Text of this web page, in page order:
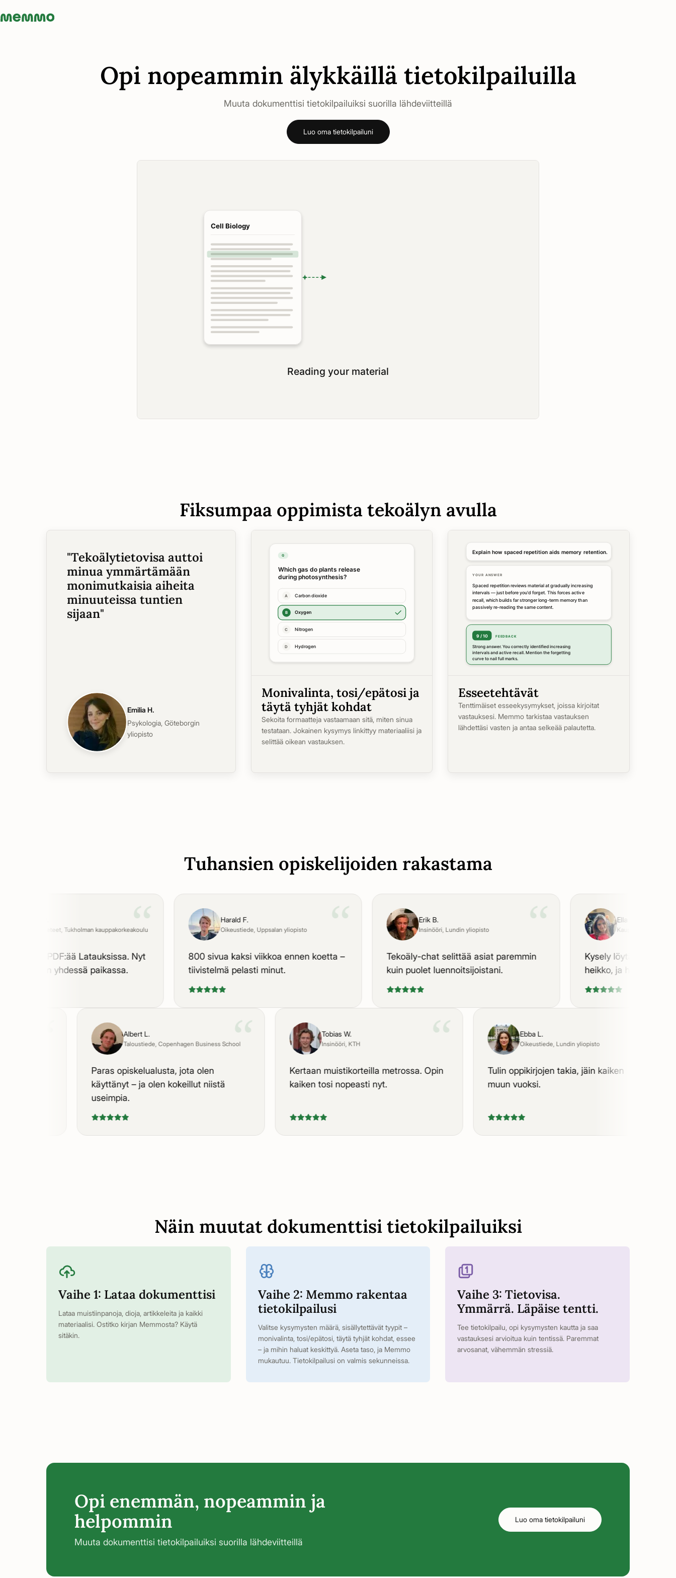
Memmo - AI-verktyg och digital kurslitteratur
Opi nopeammin älykkäillä tietokilpailuilla
Muuta dokumenttisi tietokilpailuiksi suorilla lähdeviitteillä
Luo oma tietokilpailuni
Fiksumpaa oppimista tekoälyn avulla
"Tekoälytietovisa auttoi
minua ymmärtämään
monimutkaisia aiheita
minuuteissa tuntien
sijaan"
Emilia H.
Psykologia, Göteborgin
yliopisto
Monivalinta, tosi/epätosi ja
täytä tyhjät kohdat
Sekoita formaatteja vastaamaan sitä, miten sinua
testataan. Jokainen kysymys linkittyy materiaaliisi ja
selittää oikean vastauksen.
Esseetehtävät
Tenttimäiset esseekysymykset, joissa kirjoitat
vastauksesi. Memmo tarkistaa vastauksen
lähdettäsi vasten ja antaa selkeää palautetta.
Tuhansien opiskelijoiden rakastama
“
, Tukholman kauppakorkeakoulu
oli 40 PDF:ää Latauksissa. Nyt
vihdoin yhdessä paikassa.
“
Harald F.
Oikeustiede, Uppsalan yliopisto
800 sivua kaksi viikkoa ennen koetta –
tiivistelmä pelasti minut.
“
Erik B.
Insinööri, Lundin yliopisto
Tekoäly-chat selittää asiat paremmin
kuin puolet luennoitsijoistani.
Ella V.
Kauppatiede
Kysely löytää juuri sen,
heikko, ja harjoittaa sitä.
“
Albert L.
Taloustiede, Copenhagen Business School
Paras opiskelualusta, jota olen
käyttänyt – ja olen kokeillut niistä
useimpia.
“
Tobias W.
Insinööri, KTH
Kertaan muistikorteilla metrossa. Opin
kaiken tosi nopeasti nyt.
Ebba L.
Oikeustiede, Lundin yliopisto
Tulin oppikirjojen takia, jäin kaiken
muun vuoksi.
Näin muutat dokumenttisi tietokilpailuiksi
Vaihe 1: Lataa dokumenttisi
Lataa muistiinpanoja, dioja, artikkeleita ja kaikki
materiaalisi. Ostitko kirjan Memmosta? Käytä
sitäkin.
Vaihe 2: Memmo rakentaa
tietokilpailusi
Valitse kysymysten määrä, sisällytettävät tyypit –
monivalinta, tosi/epätosi, täytä tyhjät kohdat, essee
– ja mihin haluat keskittyä. Aseta taso, ja Memmo
mukautuu. Tietokilpailusi on valmis sekunneissa.
Vaihe 3: Tietovisa.
Ymmärrä. Läpäise tentti.
Tee tietokilpailu, opi kysymysten kautta ja saa
vastauksesi arvioitua kuin tentissä. Paremmat
arvosanat, vähemmän stressiä.
Opi enemmän, nopeammin ja
helpommin
Muuta dokumenttisi tietokilpailuiksi suorilla lähdeviitteillä
Luo oma tietokilpailuni